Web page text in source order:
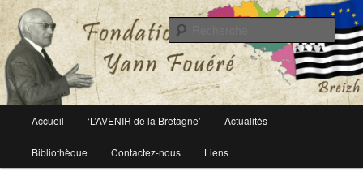
Fondation Yann Fouéré
Le site officiel de la fondation Yann Fouéré
principal
Aller
au
Accueil ‘L’AVENIR de la Bretagne’ Actualités
Bibliothèque Contactez-nous Liens